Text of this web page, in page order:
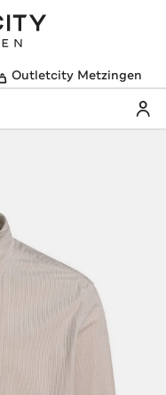
Outletcity Metzingen